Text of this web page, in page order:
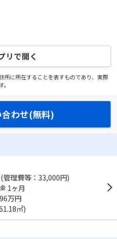
リで開く
に所在することを表すものであり、実際
わせ(無料)
(管理費等：33,000円)
1ヶ月
万円
㎡)